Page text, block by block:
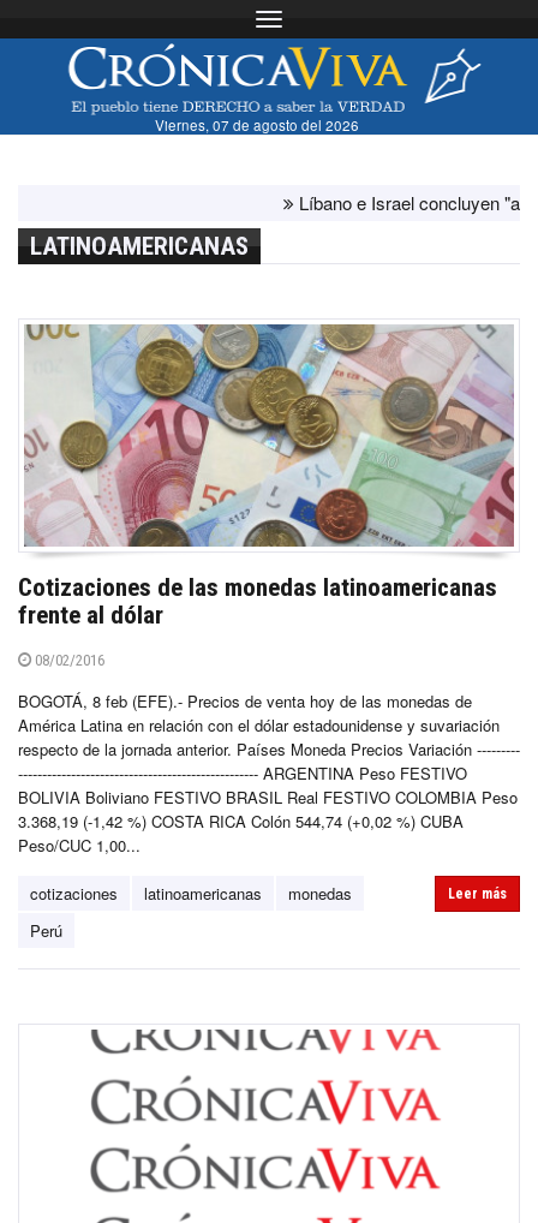
Toggle navigation
Viernes, 07 de agosto del 2026
Líbano e Israel concluyen "antes
LATINOAMERICANAS
Cotizaciones de las monedas latinoamericanas
frente al dólar
08/02/2016
BOGOTÁ, 8 feb (EFE).- Precios de venta hoy de las monedas de
América Latina en relación con el dólar estadounidense y suvariación
respecto de la jornada anterior. Países Moneda Precios Variación ---------
-------------------------------------------------- ARGENTINA Peso FESTIVO
BOLIVIA Boliviano FESTIVO BRASIL Real FESTIVO COLOMBIA Peso
3.368,19 (-1,42 %) COSTA RICA Colón 544,74 (+0,02 %) CUBA
Peso/CUC 1,00...
cotizaciones latinoamericanas
monedas
Perú
Leer más